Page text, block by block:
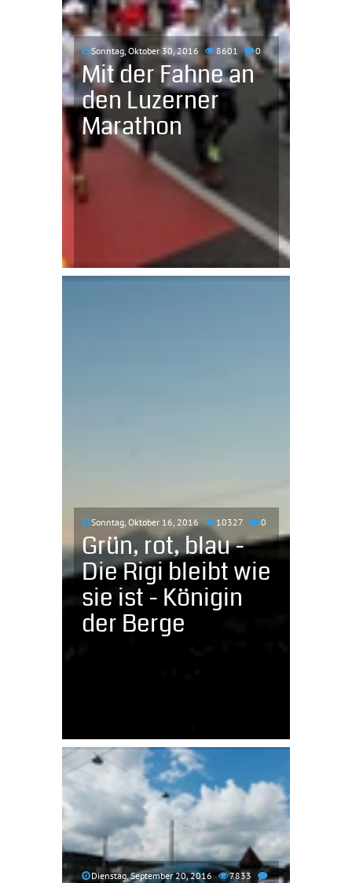
Sonntag, Oktober 30, 2016 8601 0
Mit der Fahne an
den Luzerner
Marathon
Sonntag, Oktober 16, 2016 10327 0
Grün, rot, blau -
Die Rigi bleibt wie
sie ist - Königin
der Berge
Dienstag, September 20, 2016 7833